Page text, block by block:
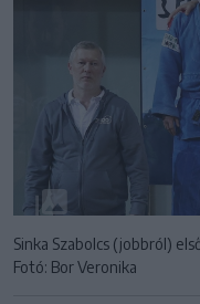
Sinka Szabolcs (jobbról)
Fotó: Bor Veronika